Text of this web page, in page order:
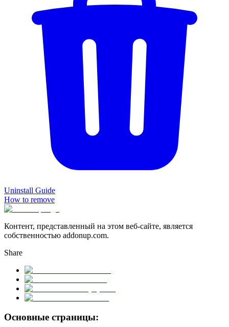
Uninstall Guide
How to remove
Контент, представленный на этом веб-сайте, является
собственностью addonup.com.
Share
Основные страницы: